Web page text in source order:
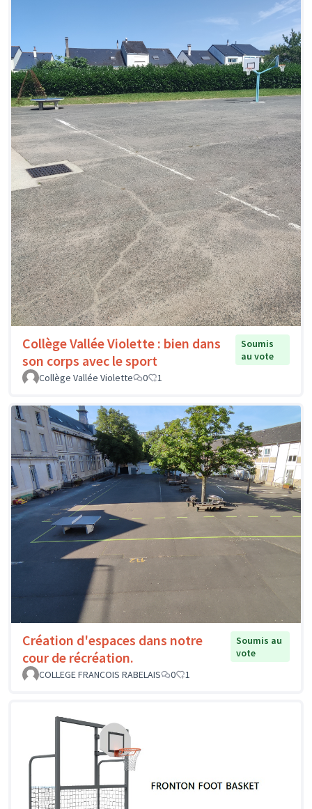
Collège Vallée Violette : bien dans
son corps avec le sport
Soumis
au vote
Collège Vallée Violette
0 1
Création d'espaces dans notre
cour de récréation.
Soumis au
vote
COLLEGE FRANCOIS RABELAIS
0 1